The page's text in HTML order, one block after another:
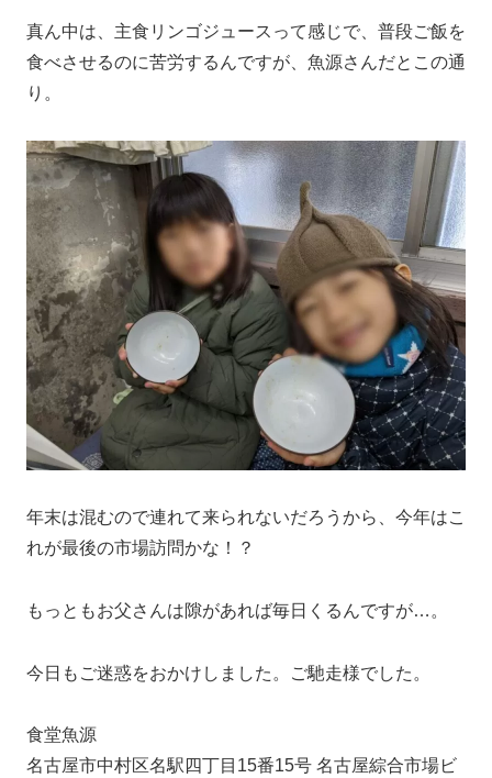
真ん中は、主食リンゴジュースって感じで、普段ご飯を
食べさせるのに苦労するんですが、魚源さんだとこの通
り。
年末は混むので連れて来られないだろうから、今年はこ
れが最後の市場訪問かな！？
もっともお父さんは隙があれば毎日くるんですが…。
今日もご迷惑をおかけしました。ご馳走様でした。
食堂魚源
名古屋市中村区名駅四丁目15番15号 名古屋綜合市場ビ